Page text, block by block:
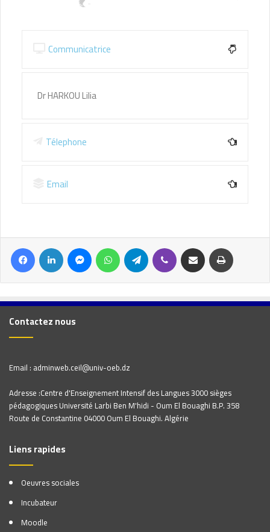
Communicatrice
Dr HARKOU Lilia
Télephone
Email
Contactez nous
Email : adminweb.ceil@univ-oeb.dz
Adresse :Centre d'Enseignement Intensif des Langues 3000 sièges
pédagogiques Université Larbi Ben M'hidi - Oum El Bouaghi B.P. 358
Route de Constantine 04000 Oum El Bouaghi. Algérie
Liens rapides
Oeuvres sociales
Incubateur
Moodle